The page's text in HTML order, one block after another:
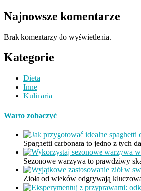
Najnowsze komentarze
Brak komentarzy do wyświetlenia.
Kategorie
Dieta
Inne
Kulinaria
Warto zobaczyć
Spaghetti carbonara to jedno z tych
Sezonowe warzywa to prawdziwy
Zioła od wieków odgrywają